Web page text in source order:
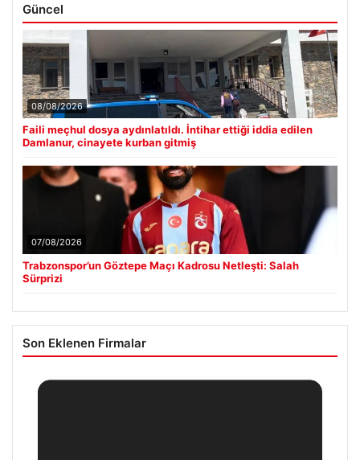
Güncel
08/08/2026
Faili meçhul dosya aydınlatıldı. İntihar ettiği iddia edilen
Damlanur, cinayete kurban gitmiş
07/08/2026
Trabzonspor’un Göztepe Maçı Kadrosu Netleşti: Salah
Sürprizi
Son Eklenen Firmalar